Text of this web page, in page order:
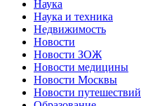
Наука
Наука и техника
Недвижимость
Новости
Новости ЗОЖ
Новости медицины
Новости Москвы
Новости путешествий